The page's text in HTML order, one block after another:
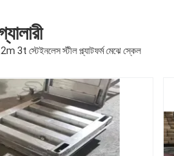
3t স্টেইনলেস স্টীল প্ল্যাটফর্ম মেঝে স্কেল